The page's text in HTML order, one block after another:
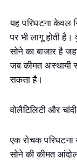
यह परिघटना केवल
पर भी लागू होती
सोने का बाजार है
जब कीमत अस्थायी
सकता है।
वोलैटिलिटी और
एक रोचक परिघटना
सोने की कीमत